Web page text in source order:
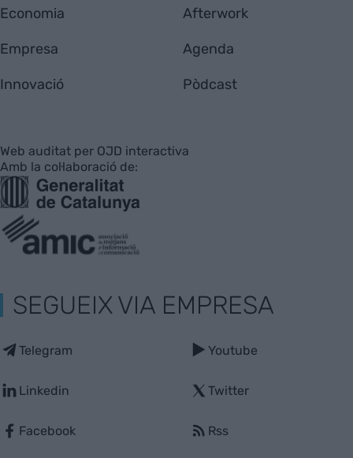
Economia
Empresa
Innovació
Afterwork
Agenda
Pòdcast
Web auditat per OJD interactiva
Amb la col·laboració de:
SEGUEIX VIA EMPRESA
Telegram
Linkedin
Facebook
Youtube
Twitter
Rss